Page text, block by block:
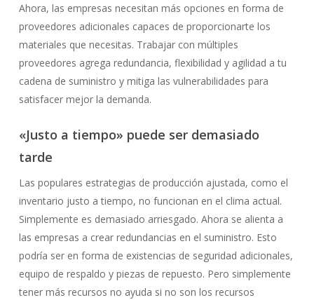
Ahora, las empresas necesitan más opciones en forma de
proveedores adicionales capaces de proporcionarte los
materiales que necesitas. Trabajar con múltiples
proveedores agrega redundancia, flexibilidad y agilidad a tu
cadena de suministro y mitiga las vulnerabilidades para
satisfacer mejor la demanda.
«Justo a tiempo» puede ser demasiado
tarde
Las populares estrategias de producción ajustada, como el
inventario justo a tiempo, no funcionan en el clima actual.
Simplemente es demasiado arriesgado. Ahora se alienta a
las empresas a crear redundancias en el suministro. Esto
podría ser en forma de existencias de seguridad adicionales,
equipo de respaldo y piezas de repuesto. Pero simplemente
tener más recursos no ayuda si no son los recursos